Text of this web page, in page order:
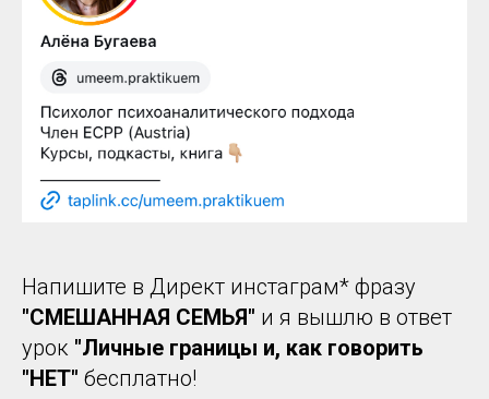
Напишите в Директ инстаграм* фразу
"СМЕШАННАЯ СЕМЬЯ" и я вышлю в ответ
урок "Личные границы и, как говорить
"НЕТ" бесплатно!